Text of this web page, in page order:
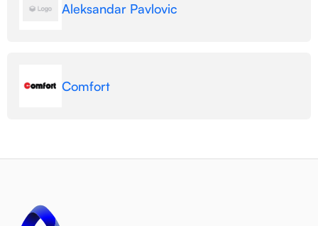
Aleksandar Pavlovic
Comfort